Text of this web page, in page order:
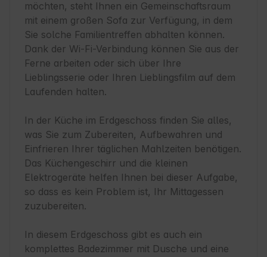
möchten, steht Ihnen ein Gemeinschaftsraum
mit einem großen Sofa zur Verfügung, in dem
Sie solche Familientreffen abhalten können.
Dank der Wi-Fi-Verbindung können Sie aus der
Ferne arbeiten oder sich über Ihre
Lieblingsserie oder Ihren Lieblingsfilm auf dem
Laufenden halten.
In der Küche im Erdgeschoss finden Sie alles,
was Sie zum Zubereiten, Aufbewahren und
Einfrieren Ihrer täglichen Mahlzeiten benötigen.
Das Küchengeschirr und die kleinen
Elektrogeräte helfen Ihnen bei dieser Aufgabe,
so dass es kein Problem ist, Ihr Mittagessen
zuzubereiten.
In diesem Erdgeschoss gibt es auch ein
komplettes Badezimmer mit Dusche und eine